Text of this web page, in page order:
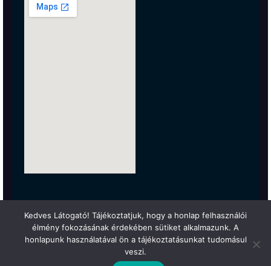
Kedves Látogató! Tájékoztatjuk, hogy a honlap felhasználói
élmény fokozásának érdekében sütiket alkalmazunk. A
honlapunk használatával ön a tájékoztatásunkat tudomásul
veszi.